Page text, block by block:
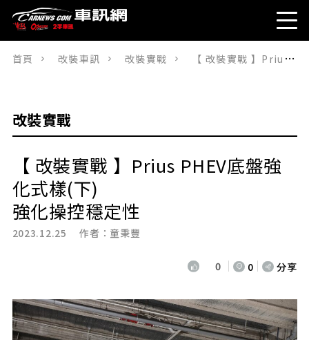
首頁 改裝車訊 改裝實戰 【 改裝實戰 】Prius PHEV底盤強化式樣(下)強化操控穩定性
改裝實戰
【 改裝實戰 】Prius PHEV底盤強
化式樣(下)
強化操控穩定性
2023.12.25 作者： 童秉豐
0 0 分享